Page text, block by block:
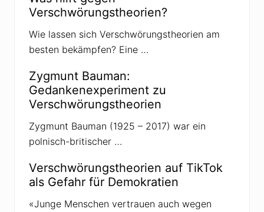
g
l
u
b
w
d
i
g
i
t
Verschwörungstheorien?
Wie lassen sich Verschwörungstheorien am
besten bekämpfen? Eine …
Zygmunt Bauman:
Gedankenexperiment zu
Verschwörungstheorien
Zygmunt Bauman (1925 – 2017) war ein
polnisch-britischer …
Verschwörungstheorien auf TikTok
als Gefahr für Demokratien
«Junge Menschen vertrauen auch wegen